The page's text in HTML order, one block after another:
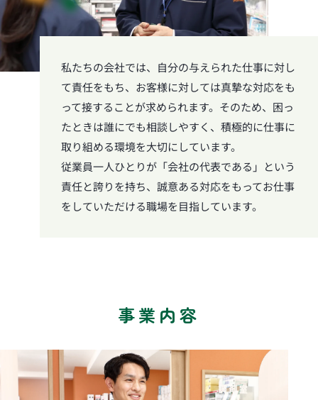
私たちの会社では、自分の与えられた仕事に対し
て責任をもち、お客様に対しては真摯な対応をも
って接することが求められます。そのため、困っ
たときは誰にでも相談しやすく、積極的に仕事に
取り組める環境を大切にしています。
従業員一人ひとりが「会社の代表である」という
責任と誇りを持ち、誠意ある対応をもってお仕事
をしていただける職場を目指しています。
事業内容